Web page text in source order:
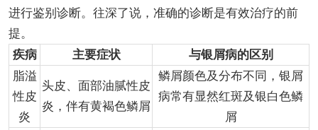
进行鉴别诊断。往深了说，准确的诊断是有效治疗的前
提。
疾病
主要症状
与银屑病的区别
脂溢
性皮
炎
头皮、面部油腻性皮
炎，伴有黄褐色鳞屑
鳞屑颜色及分布不同，银屑
病常有显然红斑及银白色鳞
屑